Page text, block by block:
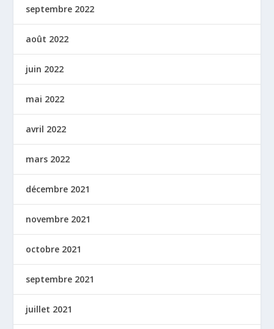
septembre 2022
août 2022
juin 2022
mai 2022
avril 2022
mars 2022
décembre 2021
novembre 2021
octobre 2021
septembre 2021
juillet 2021